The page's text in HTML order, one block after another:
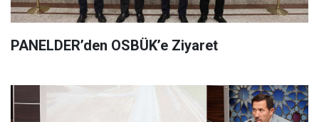
PANELDER’den OSBÜK’e Ziyaret